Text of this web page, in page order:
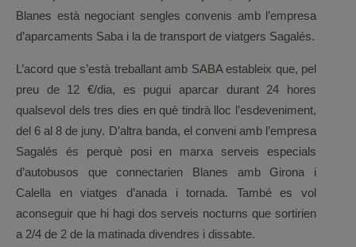
Blanes està negociant sengles convenis amb l’empresa
d’aparcaments Saba i la de transport de viatgers Sagalés.
L’acord que s’està treballant amb SABA estableix que, pel
preu de 12 €/dia, es pugui aparcar durant 24 hores
qualsevol dels tres dies en què tindrà lloc l’esdeveniment,
del 6 al 8 de juny. D’altra banda, el conveni amb l’empresa
Sagalés és perquè posi en marxa serveis especials
d’autobusos que connectarien Blanes amb Girona i
Calella en viatges d’anada i tornada. També es vol
aconseguir que hi hagi dos serveis nocturns que sortirien
a 2/4 de 2 de la matinada divendres i dissabte.